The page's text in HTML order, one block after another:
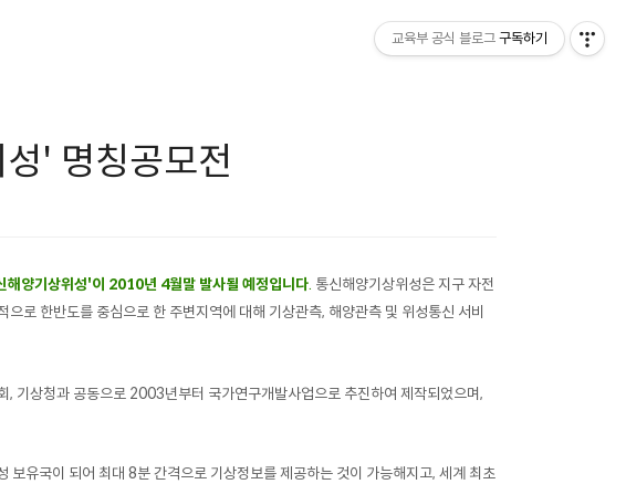
' 명칭공모전
해양기상위성'이 2010년 4월말 발사될 예정입니다. 통신해양기상위성은 지구 자전
로 한반도를 중심으로 한 주변지역에 대해 기상관측, 해양관측 및 위성통신 서비
기상청과 공동으로 2003년부터 국가연구개발사업으로 추진하여 제작되었으며,
유국이 되어 최대 8분 간격으로 기상정보를 제공하는 것이 가능해지고, 세계 최초
교육부 공식 블로그 구독하기